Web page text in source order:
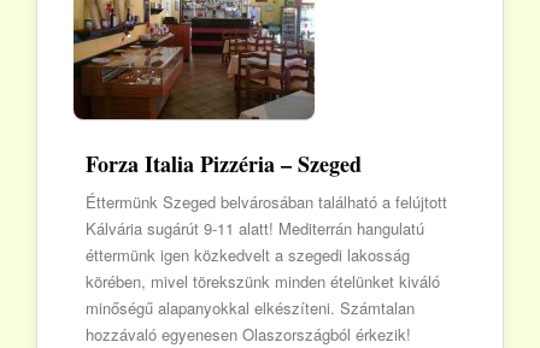
Forza Italia Pizzéria – Szeged
Éttermünk Szeged belvárosában található a felújtott
Kálvária sugárút 9-11 alatt! Mediterrán hangulatú
éttermünk igen közkedvelt a szegedi lakosság
körében, mivel törekszünk minden ételünket kiváló
minőségű alapanyokkal elkészíteni. Számtalan
hozzávaló egyenesen Olaszországból érkezik!